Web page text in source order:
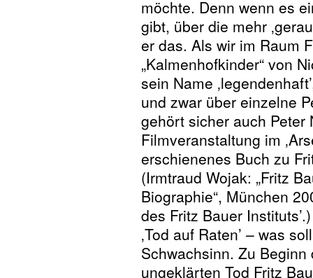
möchte. Denn wenn es
gibt, über die mehr
er das. Als wir im Raum
„Kalmenhofkinder“ von
sein Name
und zwar über einzelne
gehört sicher auch Peter
Filmveranstaltung im
erschienenes Buch zu
(Irmtraud Wojak: „Fritz
Biographie“, München
des Fritz Bauer Instituts’.)
‚Tod auf Raten’ – was
Schwachsinn. Zu
ungeklärten Tod Fritz